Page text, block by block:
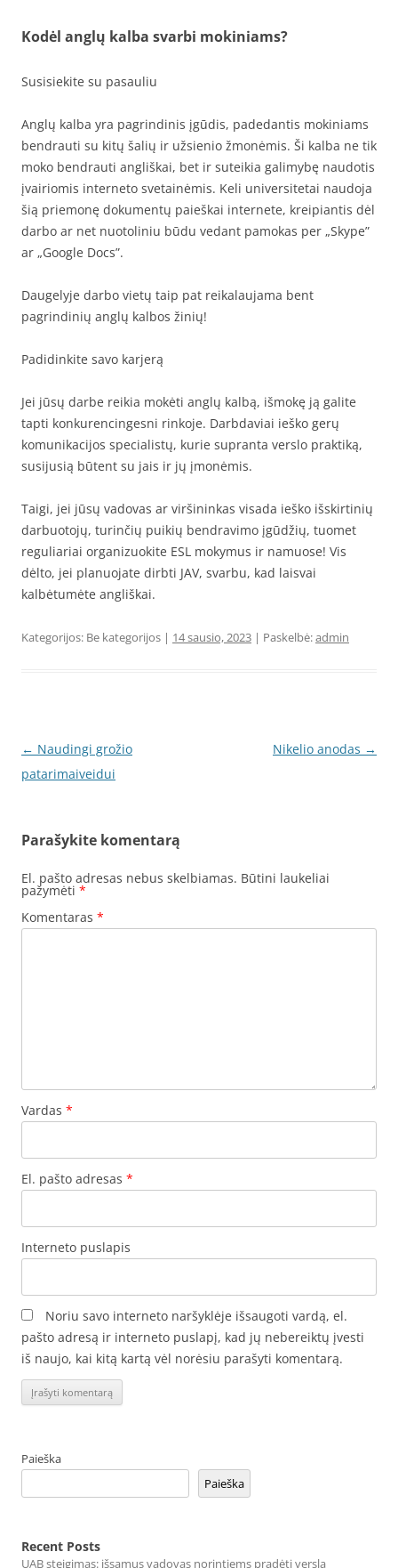
Kodėl anglų kalba svarbi mokiniams?
Susisiekite su pasauliu
Anglų kalba yra pagrindinis įgūdis, padedantis mokiniams
bendrauti su kitų šalių ir užsienio žmonėmis. Ši kalba ne tik
moko bendrauti angliškai, bet ir suteikia galimybę naudotis
įvairiomis interneto svetainėmis. Keli universitetai naudoja
šią priemonę dokumentų paieškai internete, kreipiantis dėl
darbo ar net nuotoliniu būdu vedant pamokas per „Skype”
ar „Google Docs”.
Daugelyje darbo vietų taip pat reikalaujama bent
pagrindinių anglų kalbos žinių!
Padidinkite savo karjerą
Jei jūsų darbe reikia mokėti anglų kalbą, išmokę ją galite
tapti konkurencingesni rinkoje. Darbdaviai ieško gerų
komunikacijos specialistų, kurie supranta verslo praktiką,
susijusią būtent su jais ir jų įmonėmis.
Taigi, jei jūsų vadovas ar viršininkas visada ieško išskirtinių
darbuotojų, turinčių puikių bendravimo įgūdžių, tuomet
reguliariai organizuokite ESL mokymus ir namuose! Vis
dėlto, jei planuojate dirbti JAV, svarbu, kad laisvai
kalbėtumėte angliškai.
Kategorijos: Be kategorijos | 14 sausio, 2023 | Paskelbė:admin
Įrašo
navigacija
← Naudingi grožio
patarimaiveidui
Nikelio anodas →
Parašykite komentarą
El. pašto adresas nebus skelbiamas. Būtini laukeliai
pažymėti *
Komentaras *
Vardas *
El. pašto adresas *
Interneto puslapis
Noriu savo interneto naršyklėje išsaugoti vardą, el.
pašto adresą ir interneto puslapį, kad jų nebereiktų įvesti
iš naujo, kai kitą kartą vėl norėsiu parašyti komentarą.
Paieška
Paieška
Recent Posts
UAB steigimas: išsamus vadovas norintiems pradėti verslą